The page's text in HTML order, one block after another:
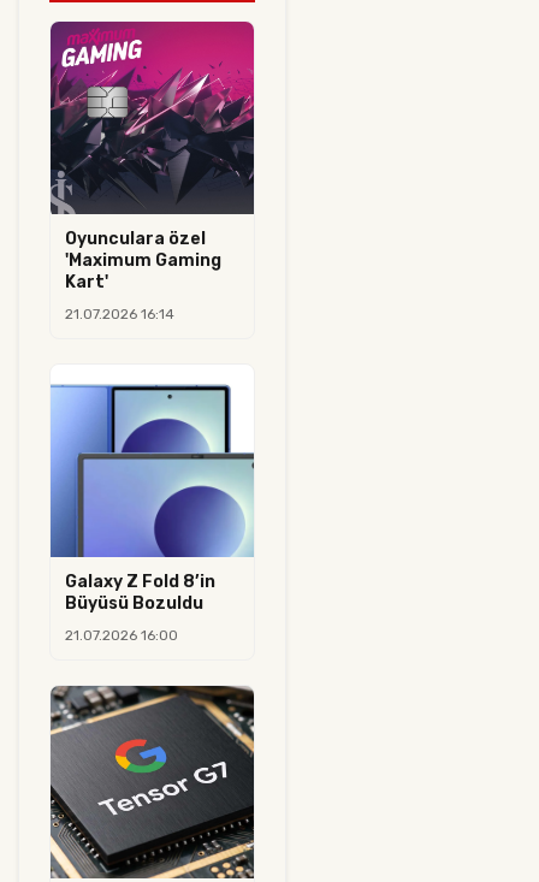
Oyunculara özel
'Maximum Gaming
Kart'
21.07.2026 16:14
Galaxy Z Fold 8’in
Büyüsü Bozuldu
21.07.2026 16:00